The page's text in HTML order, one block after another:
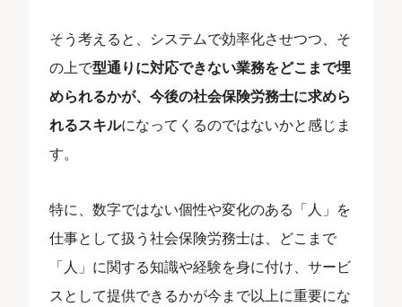
そう考えると、システムで効率化させつつ、そ
の上で型通りに対応できない業務をどこまで埋
められるかが、今後の社会保険労務士に求めら
れるスキルになってくるのではないかと感じま
す。
特に、数字ではない個性や変化のある「人」を
仕事として扱う社会保険労務士は、どこまで
「人」に関する知識や経験を身に付け、サービ
スとして提供できるかが今まで以上に重要にな